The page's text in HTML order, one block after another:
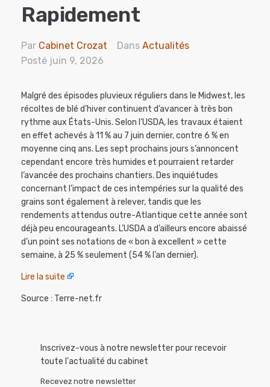
Rapidement
Par Cabinet Crozat Dans Actualités
Posté juin 9, 2026
Malgré des épisodes pluvieux réguliers dans le Midwest, les
récoltes de blé d’hiver continuent d’avancer à très bon
rythme aux États-Unis. Selon l’USDA, les travaux étaient
en effet achevés à 11 % au 7 juin dernier, contre 6 % en
moyenne cinq ans. Les sept prochains jours s’annoncent
cependant encore très humides et pourraient retarder
l’avancée des prochains chantiers. Des inquiétudes
concernant l’impact de ces intempéries sur la qualité des
grains sont également à relever, tandis que les
rendements attendus outre-Atlantique cette année sont
déjà peu encourageants. L’USDA a d’ailleurs encore abaissé
d’un point ses notations de « bon à excellent » cette
semaine, à 25 % seulement (54 % l’an dernier).
Lire la suite
Source : Terre-net.fr
Inscrivez-vous à notre newsletter pour recevoir
toute l'actualité du cabinet
Recevez notre newsletter